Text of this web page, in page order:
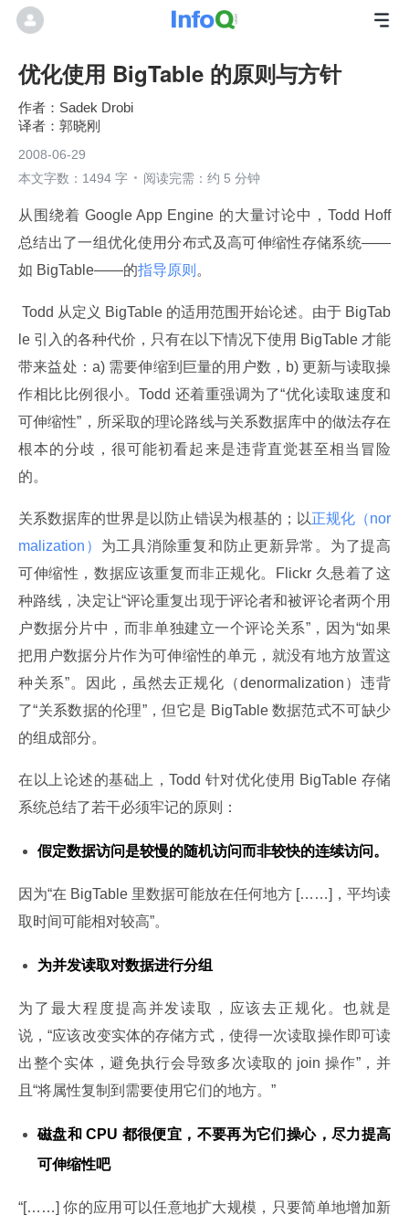
优化使用 BigTable 的原则与方针
Sadek Drobi
郭晓刚
2008-06-29
本文字数：1494 字
阅读完需：约 5 分钟
从围绕着 Google App Engine 的大量讨论中，Todd Hoff
总结出了一组优化使用分布式及高可伸缩性存储系统——
如 BigTable——的指导原则 。
le 引入的各种代价，只有在以下情况下使用 BigTable 才能
带来益处：a) 需要伸缩到巨量的用户数，b) 更新与读取操
作相比比例很小。Todd 还着重强调为了“优化读取速度和
可伸缩性”，所采取的理论路线与关系数据库中的做法存在
根本的分歧，很可能初看起来是违背直觉甚至相当冒险
的。
关系数据库的世界是以防止错误为根基的；以正规化（nor
malization） 为工具消除重复和防止更新异常。为了提高
可伸缩性，数据应该重复而非正规化。Flickr 久悬着了这
种路线，决定让“评论重复出现于评论者和被评论者两个用
户数据分片中，而非单独建立一个评论关系”，因为“如果
把用户数据分片作为可伸缩性的单元，就没有地方放置这
种关系”。因此，虽然去正规化（denormalization）违背
了“关系数据的伦理”，但它是 BigTable 数据范式不可缺少
的组成部分。
在以上论述的基础上，Todd 针对优化使用 BigTable 存储
系统总结了若干必须牢记的原则：
假定数据访问是较慢的随机访问而非较快的连续访问。
因为“在 BigTable 里数据可能放在任何地方 [……]，平均读
取时间可能相对较高”。
为并发读取对数据进行分组
为了最大程度提高并发读取，应该去正规化。也就是
说，“应该改变实体的存储方式，使得一次读取操作即可读
出整个实体，避免执行会导致多次读取的 join 操作”，并
且“将属性复制到需要使用它们的地方。”
磁盘和 CPU 都很便宜，不要再为它们操心，尽力提高
可伸缩性吧
“[……] 你的应用可以任意地扩大规模，只要简单地增加新